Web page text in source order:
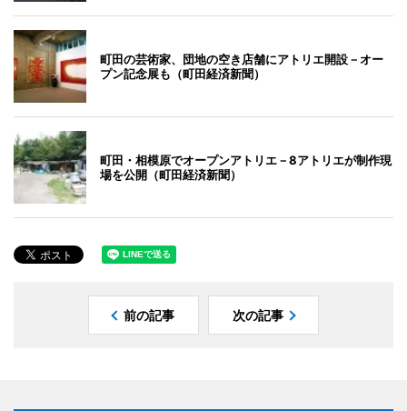
町田の芸術家、団地の空き店舗にアトリエ開設－オー
プン記念展も（町田経済新聞）
町田・相模原でオープンアトリエ－8アトリエが制作現
場を公開（町田経済新聞）
前の記事 次の記事